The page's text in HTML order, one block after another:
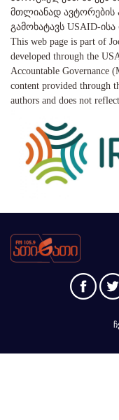
მთლიანად ავტორების
გამოხატავს USAID-
This web page is part of
developed through the
Accountable Governance
content provided through
authors and does not